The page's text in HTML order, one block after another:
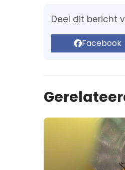
Deel dit bericht
Facebook